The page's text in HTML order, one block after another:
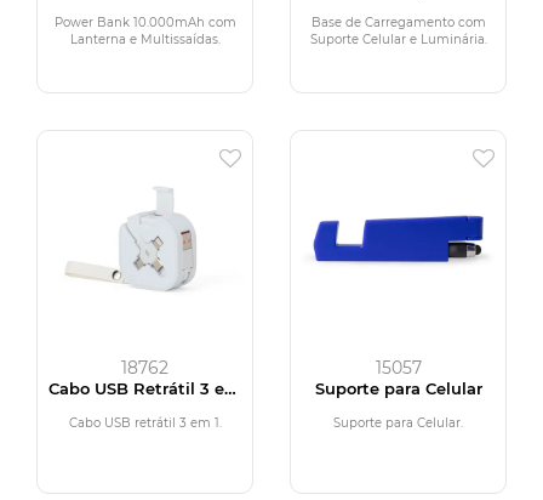
Multissaídas
Power Bank 10.000mAh com
Lanterna e Multissaídas.
Luminária
Base de Carregamento com
Suporte Celular e Luminária.
18762
Cabo USB Retrátil 3 em
Cabo USB retrátil 3 em 1.
15057
Suporte para Celular
Suporte para Celular.